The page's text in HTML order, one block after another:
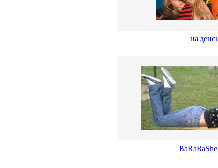
на